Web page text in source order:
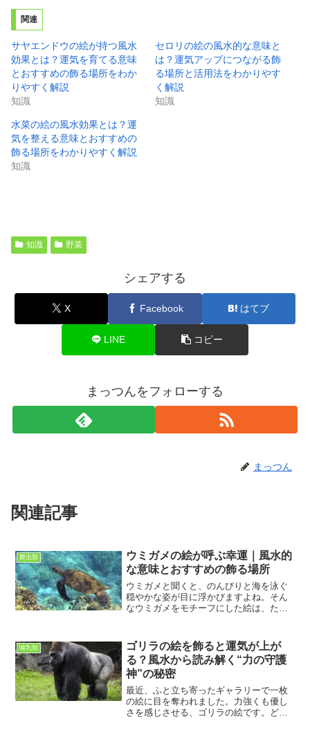
関連
サヤエンドウの絵が持つ風水
効果とは？運気を育てる意味
とおすすめの飾る場所をわか
りやすく解説
知識
セロリの絵の風水的な意味と
は？運気アップにつながる飾
る場所と活用法をわかりやす
く解説
知識
水菜の絵の風水効果とは？運
気を整える意味とおすすめの
飾る場所をわかりやすく解説
知識
知識 野菜
シェアする
X Facebook はてブ
LINE コピー
まっつんをフォローする
まっつん
関連記事
爬虫類
ウミガメの絵が呼ぶ幸運｜風水的
な意味とおすすめの飾る場所
ウミガメと聞くと、のんびりと海を泳ぐ
穏やかな姿が目に浮かびますよね。そん
なウミガメをモチーフにした絵は、ただ
椅子ユーザーの素人ブロガーである私
も、部屋に動物モチーフの絵...
哺乳類
ゴリラの絵を飾ると運気が上が
る？風水から読み解く“力の守護
神”の秘密
最近、ふと立ち寄ったギャラリーで一枚
の絵に目を奪われました。力強くも優し
さを感じさせる、ゴリラの絵です。どこ